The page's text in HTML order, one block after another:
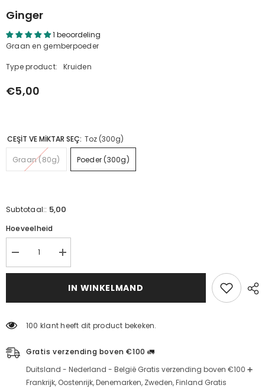
Ginger
1 beoordeling
Graan en gemberpoeder
Type product: Kruiden
€5,00
CEŞİT VE MİKTAR SEÇ: Toz (300g)
Graan (80g) Poeder (300g)
Subtotaal:: 5,00
Hoeveelheid
Verminder
de
hoeveelheid
Verhoog
de
hoeveelheid
voor
gember
IN WINKELMAND
100 klant heeft dit product bekeken.
Gratis verzending boven €100 🚛
Duitsland - Nederland - België Gratis verzending boven €100 ➕
Frankrijk, Oostenrijk, Denemarken, Zweden, Finland Gratis